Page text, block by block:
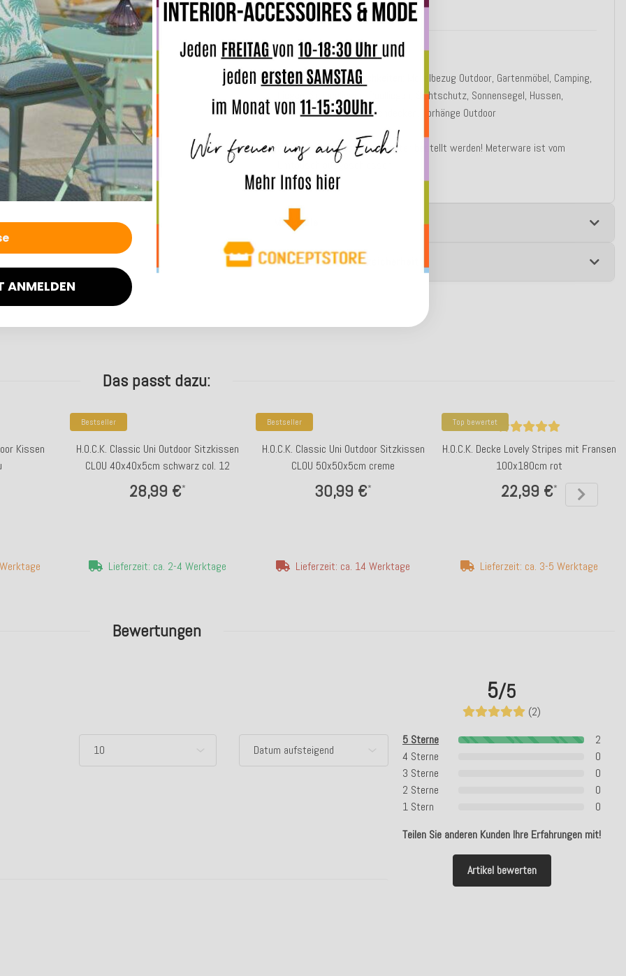
Ökotex Standard 100
beidseitig verwendbar
weitere Einsatzmöglichkeiten:
Möbelbezug Outdoor, Gartenmöbel, Camping,
Liegen, Sonnenliegen, Poolliegen, Sichtschutz, Sonnensegel, Hussen,
Überwürfe, Taschen, Tischdecken, Vorhänge Outdoor
Info:es können nur ganze Meter bestellt werden! Meterware ist vom
Umtausch ausgeschlossen.
Merkmale
Angaben zur Produktsicherheit
Bewertungen
5/5
(2)
5 Sterne
2
4 Sterne
0
3 Sterne
0
2 Sterne
0
1 Stern
0
Teilen Sie anderen Kunden Ihre Erfahrungen mit!
Artikel bewerten
Das passt dazu:
Kissen
Bestseller
H.O.C.K. Classic Uni Outdoor Sitzkissen
CLOU 40x40x5cm schwarz col. 12
28,99 €*
Lieferzeit: ca. 2-4 Werktage
Bestseller
H.O.C.K. Classic Uni Outdoor Sitzkissen
CLOU 50x50x5cm creme
30,99 €*
Lieferzeit: ca. 14 Werktage
Top bewertet
H.O.C.K. Decke Lovely Stripes mit Fransen
100x180cm rot
22,99 €*
Lieferzeit: ca. 3-5 Werktage
ANMELDEN